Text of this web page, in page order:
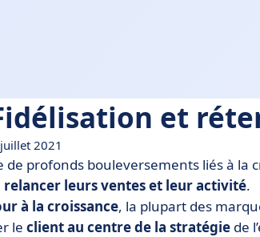
et
2021
de profonds bouleversements liés à la
relancer leurs ventes et leur activité.
à la croissance, la plupart des
le client au centre de la stratégie de